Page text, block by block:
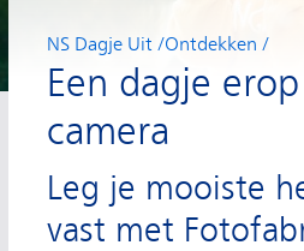
NS Dagje Uit Ontdekken
Een dagje
camera
Leg je mooiste
vast met